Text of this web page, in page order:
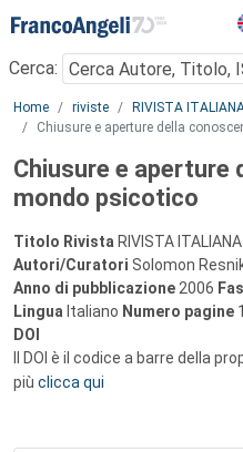
Menu
Cerca:
Main content
Home riviste RIVISTA
Chiusure e aperture della
Chiusure e aperture
mondo psicotico
Titolo Rivista RIVISTA
Autori/Curatori Solomon
Anno di pubblicazione 2006
Lingua Italiano Numero pagine
DOI
Il DOI è il codice a barre della
più clicca qui